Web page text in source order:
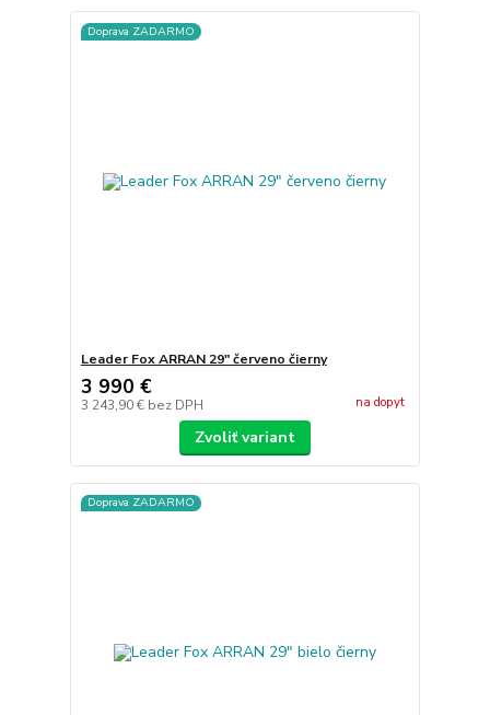
Doprava ZADARMO
Leader Fox ARRAN 29" červeno čierny
3 990 €
3 243,90 € bez DPH na dopyt
Zvoliť variant
Doprava ZADARMO